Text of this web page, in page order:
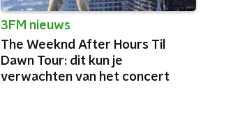
3FM nieuws
The Weeknd After Hours Til
Dawn Tour: dit kun je
verwachten van het concert